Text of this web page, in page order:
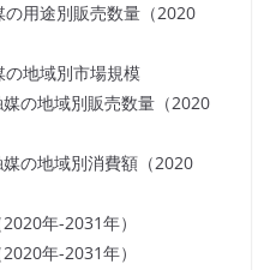
用途別販売数量（2020
地域別市場規模
の地域別販売数量（2020
の地域別消費額（2020
年-2031年）
年-2031年）